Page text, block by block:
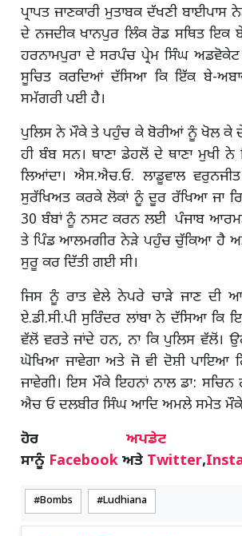
ਪ੍ਰਾਪਤ ਜਾਣਕਾਰੀ ਮੁਤਾਬਕ ਦੱਖਣੀ
ਦੇ ਨਜਦੀਕ ਖਾਨਪੁਰ ਲਿੰਕ ਰੋਡ ਸਥਿਤ ਇਕ
ਹਰਨਾਮਪੁਰਾ ਦੇ ਸਰਪੰਚ ਪ੍ਰੇਮ ਸਿੰਘ
ਸੂਚਿਤ ਕਰਦਿਆਂ ਦੱਸਿਆ ਕਿ ਇੱਕ ਬੇ-
ਸਮੱਗਰੀ ਪਈ ਹੈ।
ਪੁਲਿਸ ਨੇ ਮੌਕੇ ਤੇ ਪਹੁੰਚ ਕੇ ਬੋਰੀਆਂ ਨੂੰ ਖੋਲ ਕੇ
ਹੀ ਬੰਬ ਸਨ। ਥਾਣਾ ਡੇਹਲੋਂ ਦੇ ਥਾਣਾ
ਲਿਆਂਦਾ। ਐਸ.ਐਚ.ਓ. ਲਾਡੂਵਾਲ
ਸੁਰੱਖਿਅਤ ਕਰਕੇ ਲੋਕਾਂ ਨੂੰ ਦੂਰ ਰੱਖਿਆ ਜਾ
30 ਬੰਬਾਂ ਨੂੰ ਨਸਟ ਕਰਨ ਲਈ ਪੰਜਾਬ ਆਰਮਡ
ਤੇ ਪਿੰਡ ਆਲਮਗੀਰ ਨੇੜੇ ਪਹੁੰਚ ਚੁੱਕਿਆ ਹੈ ਅਤੇ
ਸੁਰੂ ਕਰ ਦਿੱਤੀ ਗਈ ਸੀ।
ਜਿਸ ਨੂੰ ਰਾਤ ਵੇਲੇ ਨੇਪਰੇ ਚਾੜੇ ਜਾਣ ਦੀ
ਏ.ਡੀ.ਸੀ.ਪੀ ਸੁਰਿੰਦਰ ਲਾਂਬਾ ਨੇ ਦੱਸਿਆ
ਵੱਲੋਂ ਵਰਤੇ ਜਾਂਦੇ ਹਨ, ਨਾ ਕਿ ਪੁਲਿਸ ਵੱਲੋਂ।
ਘੋਖਿਆ ਜਾਵੇਗਾ ਅਤੇ ਜੋ ਵੀ ਦੋਸ਼ੀ ਪਾਇਆ
ਜਾਵੇਗੀ। ਇਸ ਮੌਕੇ ਇਹਨਾਂ ਨਾਲ ਡਾ:
ਐਚ ਓ ਦਲਬੀਰ ਸਿੰਘ ਆਦਿ ਅਮਲੇ ਸਮੇਤ ਮੌਕੇ
ਹੋਰਅਪਡੇਟ
ਸਾਨੂੰ Facebook ਅਤੇ Twitter,
Bombs Ludhiana